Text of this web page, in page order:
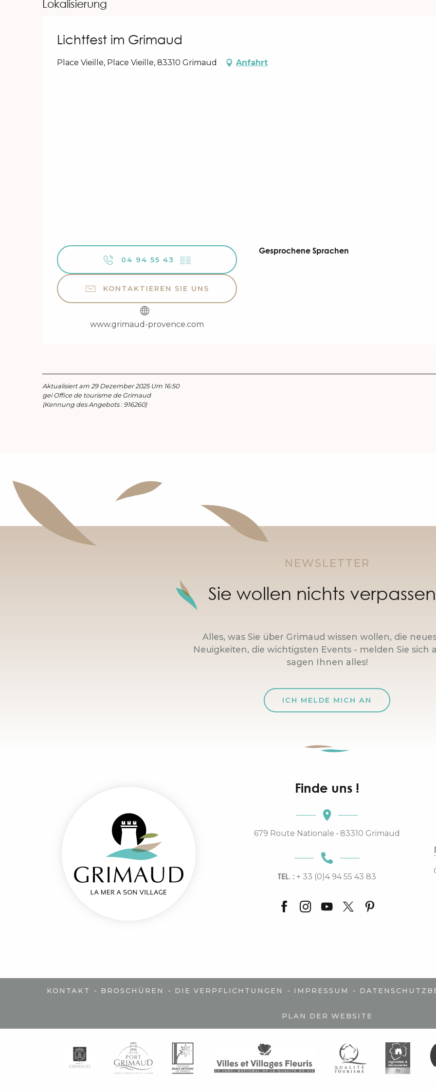
Lokalisierung
Lichtfest im Grimaud
Place Vieille, Place Vieille, 83310 Grimaud Anfahrt
04 94 55 43 ▒▒
KONTAKTIEREN SIE UNS
www.grimaud-provence.com
Gesprochene Sprachen
Gesprochene Sprachen
Aktualisiert am 29 Dezember 2025 Um 16:50
gei Office de tourisme de Grimaud
(Kennung des Angebots : 916260)
NEWSLETTER
Sie wollen nichts
Alles, was Sie über Grimaud wissen wollen, die
Neuigkeiten, die wichtigsten Events - melden Sie sich
sagen Ihnen alles!
ICH MELDE MICH AN
Finde uns !
679 Route Nationale • 83310 Grimaud
TEL. : + 33 (0)4 94 55 43 83
KONTAKT - BROSCHÜREN - DIE VERPFLICHTUNGEN - IMPRESSUM -
PLAN DER WEBSITE